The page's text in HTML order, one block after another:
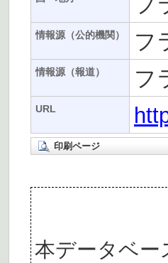
情報源（公的機関） フ
情報源（報道） フ
URL
印刷ページ
本データベー